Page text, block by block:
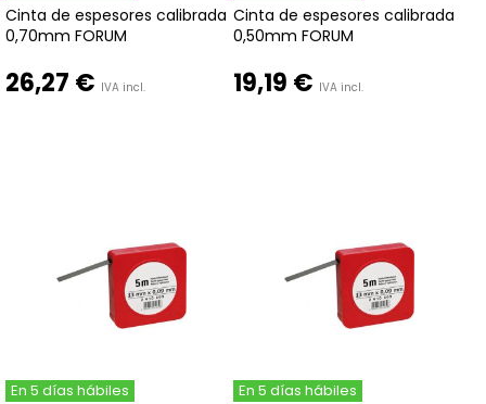
Cinta de espesores calibrada
0,70mm FORUM
26,27 € IVA incl.
Cinta de espesores calibrada
0,50mm FORUM
19,19 € IVA incl.
En 5 días hábiles En 5 días hábiles